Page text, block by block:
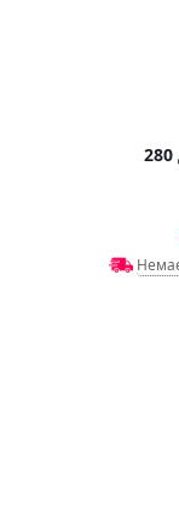
280